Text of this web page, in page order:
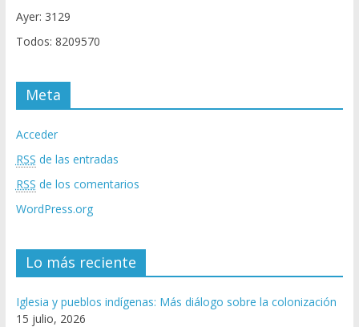
Ayer: 3129
Todos: 8209570
Meta
Acceder
RSS de las entradas
RSS de los comentarios
WordPress.org
Lo más reciente
Iglesia y pueblos indígenas: Más diálogo sobre la colonización
15 julio, 2026